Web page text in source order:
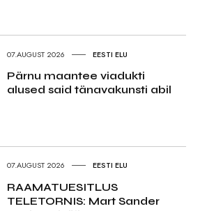
07.AUGUST 2026 EESTI ELU
Pärnu maantee viadukti
alused said tänavakunsti abil
07.AUGUST 2026 EESTI ELU
RAAMATUESITLUS
TELETORNIS: Mart Sander